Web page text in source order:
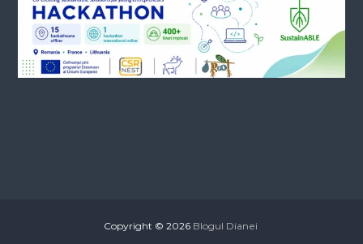
Copyright © 2026 Blogul Dianei